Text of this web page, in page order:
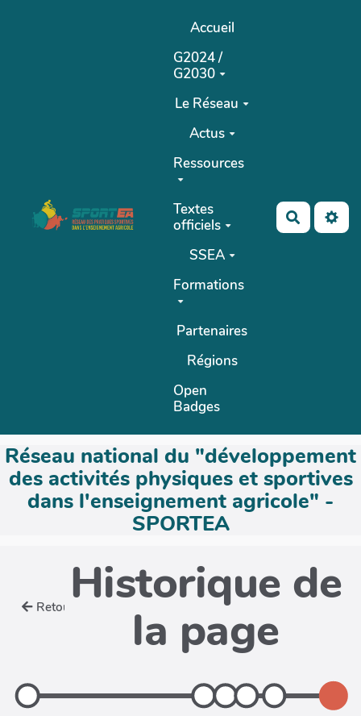
Accueil
G2024 /
G2030
Le Réseau
Actus
Ressources
Textes
officiels
SSEA
Formations
Partenaires
Régions
Open
Badges
Réseau national du "développement
des activités physiques et sportives
dans l'enseignement agricole" -
SPORTEA
Retour Historique de
la page